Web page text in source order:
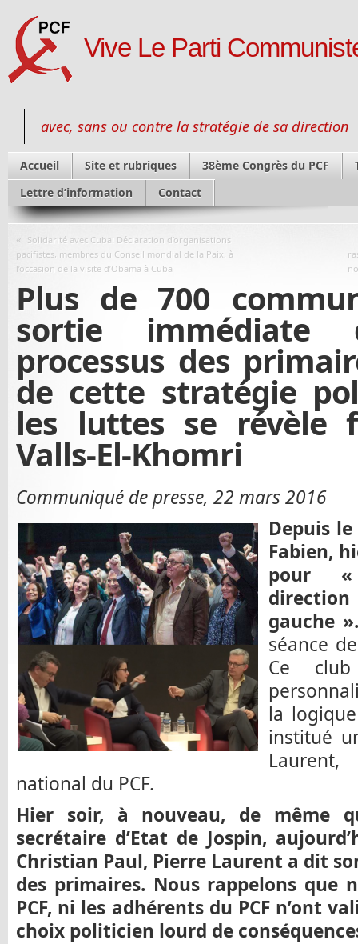
Vive Le Parti
avec, sans ou contre la stratégie de sa direction
Accueil Site et rubriques 38ème Congrès du PCF
Lettre d’information
Contact
« Solidarité avec Cuba! Déclaration d’organisations
pacifistes, membres du Conseil mondial de la Paix, à
l’occasion de la visite d’Obama à Cuba
Plus de 700
sortie
processus des
de cette stratégie
les luttes se révèle
Valls-El-Khomri
Communiqué de presse, 22 mars 2016
Depuis
Fabien,
pour
gauche ».
séance
Ce
la
institué
national du PCF.
Hier soir, à nouveau, de même
secrétaire d’Etat de Jospin,
Christian Paul, Pierre Laurent a dit
des primaires. Nous rappelons que
PCF, ni les adhérents du PCF n’ont
choix politicien lourd de